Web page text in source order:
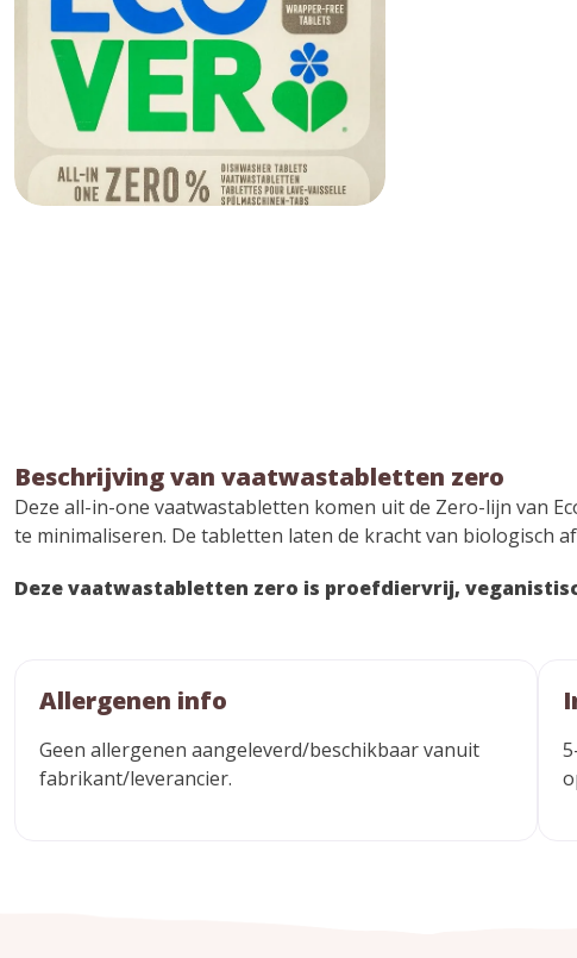
Beschrijving van vaatwastabletten zero
Deze all-in-one vaatwastabletten komen uit de Zero-lijn van
te minimaliseren. De tabletten laten de kracht van biologisch
Deze vaatwastabletten zero is proefdiervrij,
Allergenen info
Geen allergenen aangeleverd/beschikbaar vanuit
fabrikant/leverancier.